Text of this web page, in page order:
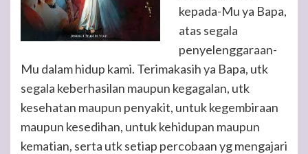
kepada-Mu ya Bapa,
atas segala
penyelenggaraan-
Mu dalam hidup kami. Terimakasih ya Bapa, utk
segala keberhasilan maupun kegagalan, utk
kesehatan maupun penyakit, untuk kegembiraan
maupun kesedihan, untuk kehidupan maupun
kematian, serta utk setiap percobaan yg mengajari